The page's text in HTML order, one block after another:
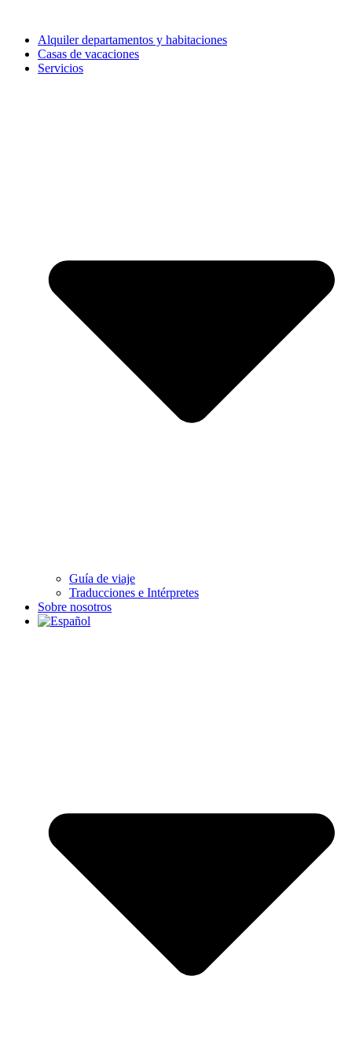
Alquiler departamentos y habitaciones
Casas de vacaciones
Servicios
Guía de viaje
Traducciones e Intérpretes
Sobre nosotros